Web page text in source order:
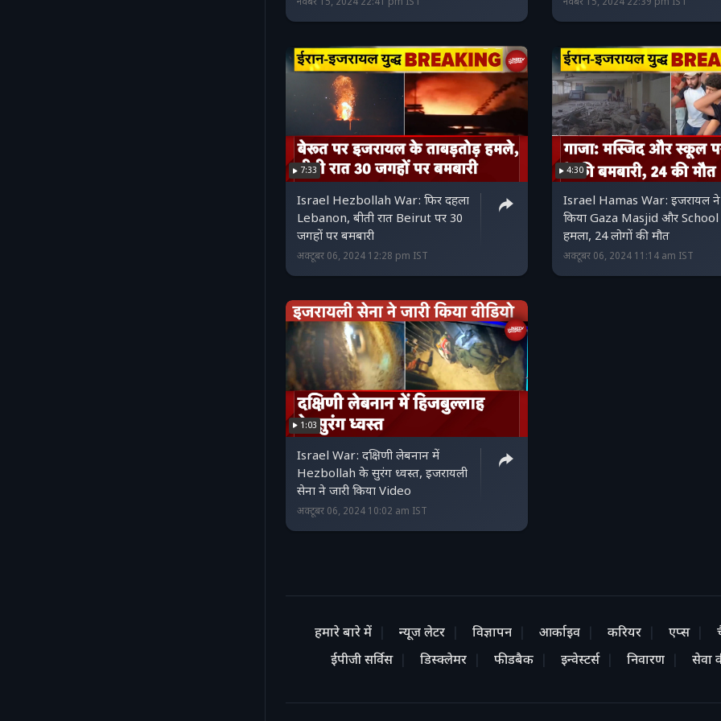
7:33
Israel Hezbollah War: फिर दहला
Lebanon, बीती रात Beirut पर 30
जगहों पर बमबारी
अक्टूबर 06, 2024 12:28 pm IST
4:30
Israel Hamas War: इजरायल ने
किया Gaza Masjid और School
हमला, 24 लोगों की मौत
अक्टूबर 06, 2024 11:14 am IST
1:03
Israel War: दक्षिणी लेबनान में
Hezbollah के सुरंग ध्वस्त, इजरायली
सेना ने जारी किया Video
अक्टूबर 06, 2024 10:02 am IST
हमारे बारे में न्यूज लेटर विज्ञापन आर्काइव करियर एप्स
ईपीजी सर्विस
डिस्क्लेमर फीडबैक इन्वेस्टर्स निवारण सेवा